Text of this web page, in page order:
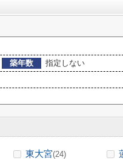
築年数
指定しない
東大宮(24)